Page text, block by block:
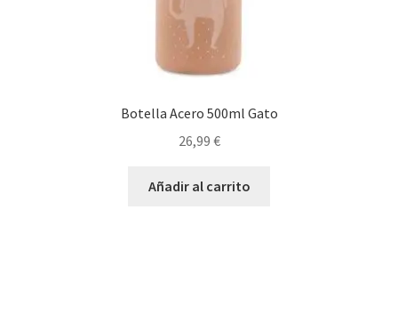
Botella Acero 500ml Gato
26,99 €
Añadir al carrito